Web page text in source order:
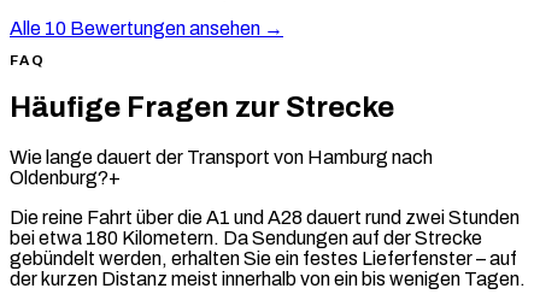
Alle 10 Bewertungen ansehen →
FAQ
Häufige Fragen zur Strecke
Wie lange dauert der Transport von Hamburg nach
Oldenburg?+
Die reine Fahrt über die A1 und A28 dauert rund zwei Stunden
bei etwa 180 Kilometern. Da Sendungen auf der Strecke
gebündelt werden, erhalten Sie ein festes Lieferfenster – auf
der kurzen Distanz meist innerhalb von ein bis wenigen Tagen.